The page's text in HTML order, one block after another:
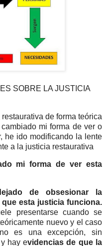
SOBRE LA JUSTICIA
de forma teórica
mi forma de ver o
he ido modificando la lente
a la justicia restaurativa
mi forma de ver esta
de obsesionar la
esta justicia funciona.
presentarse cuando se
nuevo y el caso
es una excepción, sin
hay evidencias de que la